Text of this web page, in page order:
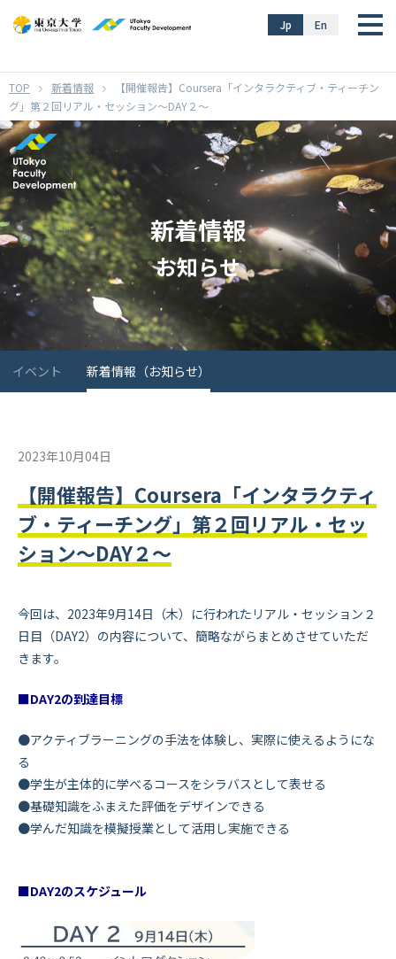
En
Jp
新着情報
【開催報告】Coursera「インタラクティブ・ティーチン
グ」第２回リアル・セッション～DAY２～
新着情報
お知らせ
イベント 新着情報（お知らせ）
2023年10月04日
【開催報告】Coursera「インタラクティ
ブ・ティーチング」第２回リアル・セッ
ション～DAY２～
今回は、2023年9月14日（木）に行われたリアル・セッション２
日目（DAY2）の内容について、簡略ながらまとめさせていただ
きます。
■DAY2の到達目標
●アクティブラーニングの手法を体験し、実際に使えるようにな
る
●学生が主体的に学べるコースをシラバスとして表せる
●基礎知識をふまえた評価をデザインできる
●学んだ知識を模擬授業として活用し実施できる
■DAY2のスケジュール